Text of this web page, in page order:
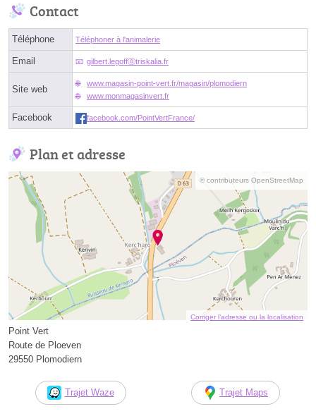
Contact
Téléphone Téléphoner à l'animalerie
Email gilbert.legoffⓐtriskalia.fr
Site web
www.magasin-point-vert.fr/magasin/plomodiern
www.monmagasinvert.fr
Facebook facebook.com/PointVertFrance/
Plan et adresse
© contributeurs OpenStreetMap
Corriger l’adresse ou la localisation
Point Vert
Route de Ploeven
29550 Plomodiern
Trajet Waze Trajet Maps